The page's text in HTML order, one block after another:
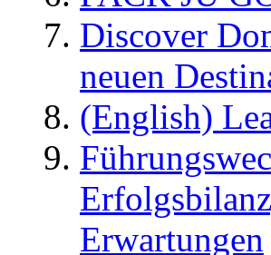
Discover
neuen
(English)
Erwartungen